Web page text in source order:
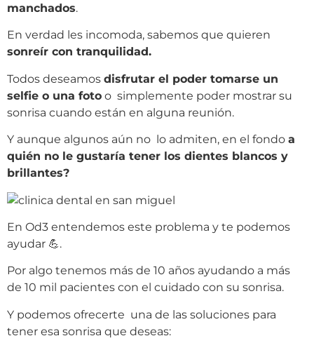
manchados.
En verdad les incomoda, sabemos que quieren
sonreír con tranquilidad.
Todos deseamos disfrutar el poder tomarse un
selfie o una foto o simplemente poder mostrar su
sonrisa cuando están en alguna reunión.
Y aunque algunos aún no lo admiten, en el fondo a
quién no le gustaría tener los dientes blancos y
brillantes?
En Od3 entendemos este problema y te podemos
ayudar 💪.
Por algo tenemos más de 10 años ayudando a más
de 10 mil pacientes con el cuidado con su sonrisa.
Y podemos ofrecerte una de las soluciones para
tener esa sonrisa que deseas: